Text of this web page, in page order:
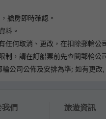
艙房即時確認。
料。
任何取消、更改，在扣除郵輪
制，請在訂船票前先查閱郵輪公
公司公佈及安排為準; 如有更改,
我們 旅遊資訊